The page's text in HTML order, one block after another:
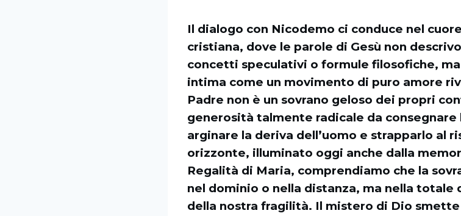
Il dialogo con Nicodemo ci conduce nel
cristiana, dove le parole di Gesù non
concetti speculativi o formule filosofiche,
intima come un movimento di puro amore
Padre non è un sovrano geloso dei propri
generosità talmente radicale da
arginare la deriva dell’uomo e strapparlo al
orizzonte, illuminato oggi anche dalla
Regalità di Maria, comprendiamo che la
nel dominio o nella distanza, ma nella totale
della nostra fragilità. Il mistero di Dio smette